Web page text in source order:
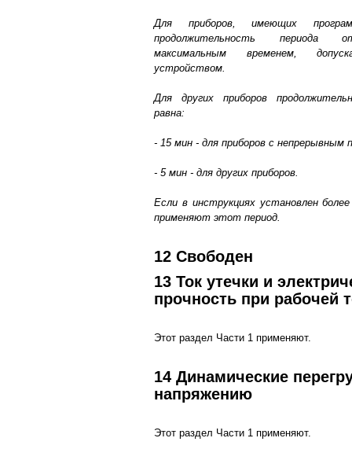
Для приборов, имеющих
продолжительность периода
максимальным временем,
устройством.
Для других приборов
равна:
- 15 мин - для приборов с непрерывным
- 5 мин - для других приборов.
Если в инструкциях установлен
применяют этот период.
12 Свободен
13 Ток утечки и
прочность при рабочей
Этот раздел Части 1 применяют.
14 Динамические
напряжению
Этот раздел Части 1 применяют.